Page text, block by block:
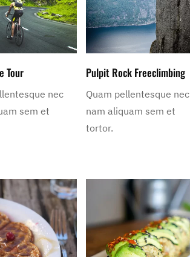
Tour
nec
sem et
Pulpit Rock Freeclimbing
Quam pellentesque nec
nam aliquam sem et
tortor.